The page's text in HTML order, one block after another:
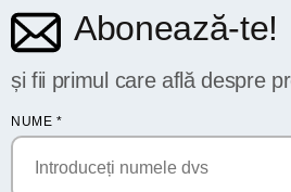
Abonează-te!
și fii primul care află despre
NUME *